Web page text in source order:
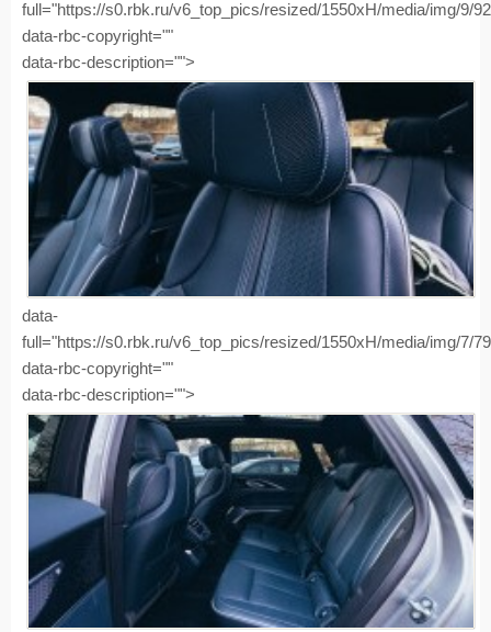
full="https://s0.rbk.ru/v6_top_pics/resized/1550xH/media/img/9/
data-rbc-copyright=""
data-rbc-description="">
data-
full="https://s0.rbk.ru/v6_top_pics/resized/1550xH/media/img/7/
data-rbc-copyright=""
data-rbc-description="">